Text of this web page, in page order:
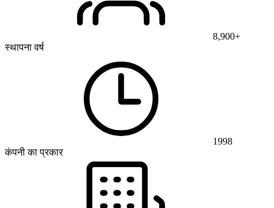
8,900+
स्थापना वर्ष
1998
कंपनी का प्रकार